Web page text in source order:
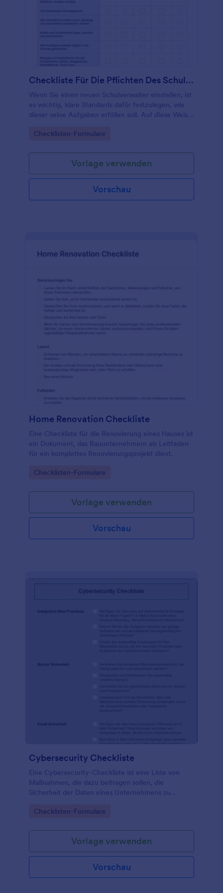
Checkliste Für Die Pflichten Des Schulhausmeisters
Wenn Sie einen neuen Schulverwalter einstellen, ist
es wichtig, klare Standards dafür festzulegen, wie
dieser seine Aufgaben erfüllen soll. Auf diese Weise
damit Ihre Schule sauber, sicher und reibungslos
Go to Category:
Checklisten-Formulare
Vorlage verwenden
Vorschau
Home Renovation Checkliste
Eine Checkliste für die Renovierung eines Hauses ist
ein Dokument, das Bauunternehmern als Leitfaden
für ein komplettes Renovierungsprojekt dient.
Go to Category:
Checklisten-Formulare
Vorlage verwenden
Vorschau
Cybersecurity Checkliste
Eine Cybersecurity-Checkliste ist eine Liste von
Maßnahmen, die dazu beitragen sollen, die
Sicherheit der Daten eines Unternehmens zu
Cyberangriff bedroht wird, ist eines der ersten
Cybersecurity-Checkliste. Eine Cybersecurity-
Checkliste ist ein Dokument, das Best-Practice-
Schritte oder eine Liste von Punkten enthält, die ein
Unternehmen erfüllen muss, um seine
Informationen und Vermögenswerte vor
Go to Category:
Checklisten-Formulare
Vorlage verwenden
Vorschau